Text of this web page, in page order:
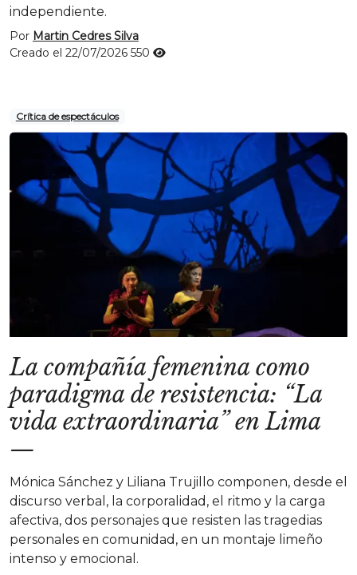
independiente.
Por Martin Cedres Silva
Creado el 22/07/2026 550
Crítica de espectáculos
La compañía femenina como
paradigma de resistencia: “La
vida extraordinaria” en Lima
—
Mónica Sánchez y Liliana Trujillo componen, desde el
discurso verbal, la corporalidad, el ritmo y la carga
afectiva, dos personajes que resisten las tragedias
personales en comunidad, en un montaje limeño
intenso y emocional.